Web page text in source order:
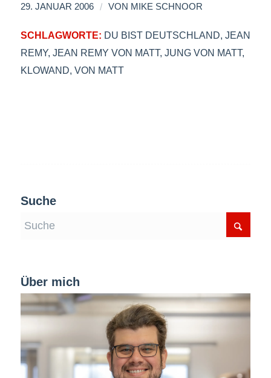
29. JANUAR 2006 / VON MIKE SCHNOOR
SCHLAGWORTE: DU BIST DEUTSCHLAND, JEAN
REMY, JEAN REMY VON MATT, JUNG VON MATT,
KLOWAND, VON MATT
Suche
Über mich